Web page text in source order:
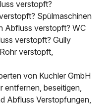
verstopft?
Spülmaschinen
Abfluss verstopft? WC
verstopft? Gully
verstopft,
von Kuchler GmbH
entfernen, beseitigen,
Abfluss Verstopfungen,